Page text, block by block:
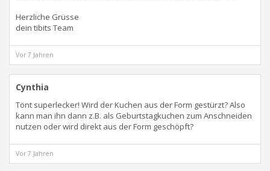
Herzliche Grüsse
dein tibits Team
Vor 7 Jahren
Cynthia
Tönt superlecker! Wird der Kuchen aus der Form gestürzt? Also
kann man ihn dann z.B. als Geburtstagkuchen zum Anschneiden
nutzen oder wird direkt aus der Form geschöpft?
Vor 7 Jahren